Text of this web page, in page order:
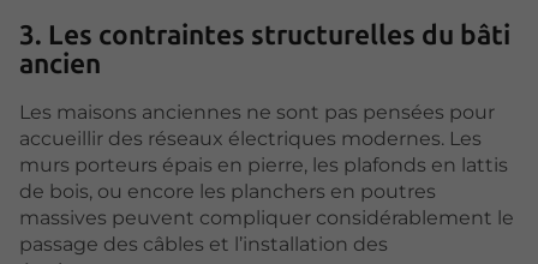
3. Les contraintes structurelles du bâti
ancien
Les maisons anciennes ne sont pas pensées pour
accueillir des réseaux électriques modernes. Les
murs porteurs épais en pierre, les plafonds en lattis
de bois, ou encore les planchers en poutres
massives peuvent compliquer considérablement le
passage des câbles et l’installation des